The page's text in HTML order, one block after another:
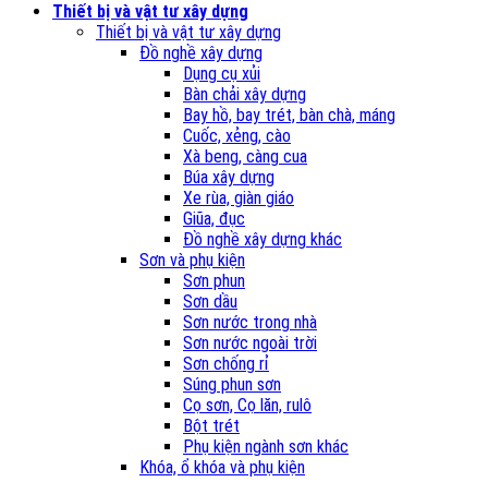
Thiết bị và vật tư xây dựng
Thiết bị và vật tư xây dựng
Đồ nghề xây dựng
Dụng cụ xủi
Bàn chải xây dựng
Bay hồ, bay trét, bàn chà, máng
Cuốc, xẻng, cào
Xà beng, càng cua
Búa xây dựng
Xe rùa, giàn giáo
Giũa, đục
Đồ nghề xây dựng khác
Sơn và phụ kiện
Sơn phun
Sơn dầu
Sơn nước trong nhà
Sơn nước ngoài trời
Sơn chống rỉ
Súng phun sơn
Cọ sơn, Cọ lăn, rulô
Bột trét
Phụ kiện ngành sơn khác
Khóa, ổ khóa và phụ kiện